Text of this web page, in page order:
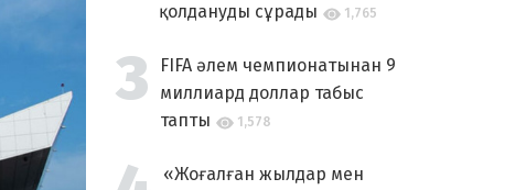
қолдануды сұрады
1,765
FIFA әлем чемпионатынан 9
миллиард доллар табыс
тапты
1,578
«Жоғалған жылдар мен